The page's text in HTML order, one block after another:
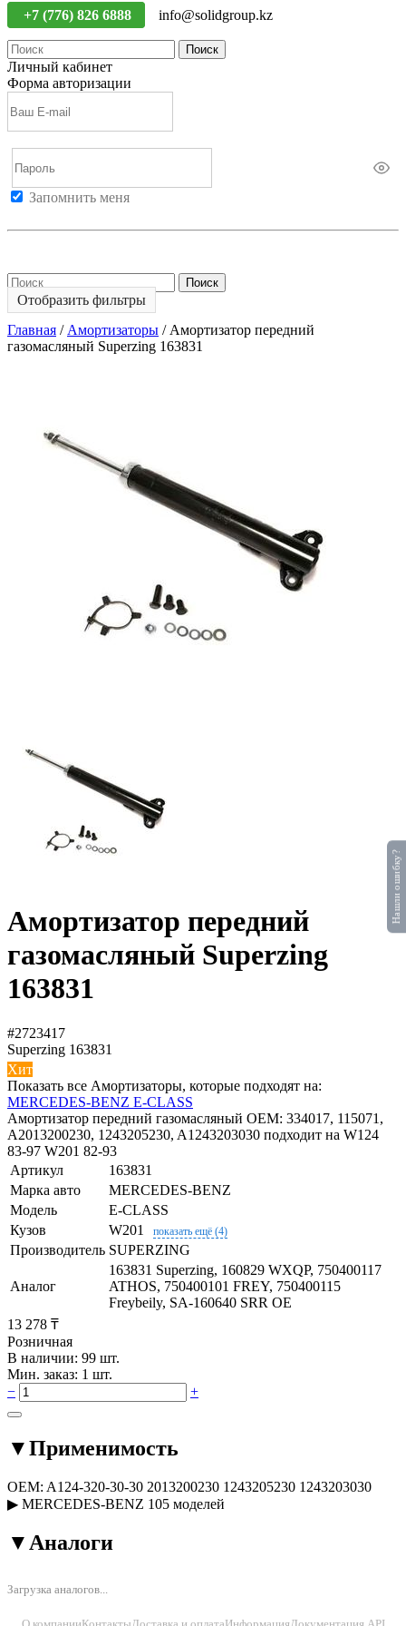
+7 (776) 826 6888 info@solidgroup.kz
Поиск
Личный кабинет
Форма авторизации
Запомнить меня
Поиск
Отобразить фильтры
Главная / Амортизаторы / Амортизатор передний
газомасляный Superzing 163831
Амортизатор передний
газомасляный Superzing
163831
#2723417
Superzing 163831
Хит
Показать все Амортизаторы, которые подходят на:
MERCEDES-BENZ E-CLASS
Амортизатор передний газомасляный OEM: 334017, 115071,
A2013200230, 1243205230, A1243203030 подходит на W124
83-97 W201 82-93
Артикул
163831
Марка авто
MERCEDES-BENZ
Модель
E-CLASS
Кузов
W201 показать ещё (4)
Производитель SUPERZING
Аналог
163831 Superzing, 160829 WXQP, 750400117
ATHOS, 750400101 FREY, 750400115
Freybeily, SA-160640 SRR OE
13 278 ₸
Розничная
В наличии: 99 шт.
Мин. заказ: 1 шт.
−
+
▼Применимость
OEM: A124-320-30-30 2013200230 1243205230 1243203030
▶ MERCEDES-BENZ 105 моделей
▼ Аналоги
Загрузка аналогов...
О компанииКонтакты Доставка и оплатаИнформацияДокументация API
Нашли ошибку?